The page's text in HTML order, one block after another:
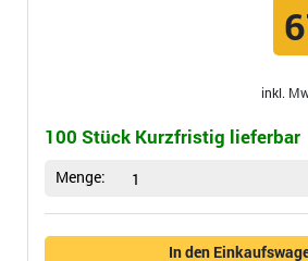
inkl.
100 Stück Kurzfristig lieferbar
Menge: 1
In den